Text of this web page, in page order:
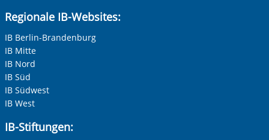
Regionale IB-Websites:
IB Berlin-Brandenburg
IB Mitte
IB Nord
IB Süd
IB Südwest
IB West
IB-Stiftungen: